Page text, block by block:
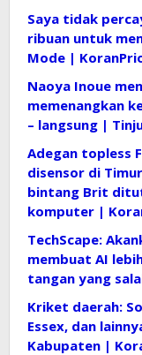
Saya tidak
ribuan untuk
Mode |
Naoya Inoue
memenangkan
– langsung |
Adegan topless
disensor di
bintang Brit
komputer |
TechScape:
membuat AI
tangan yang
Kriket daerah:
Essex, dan
Kabupaten |